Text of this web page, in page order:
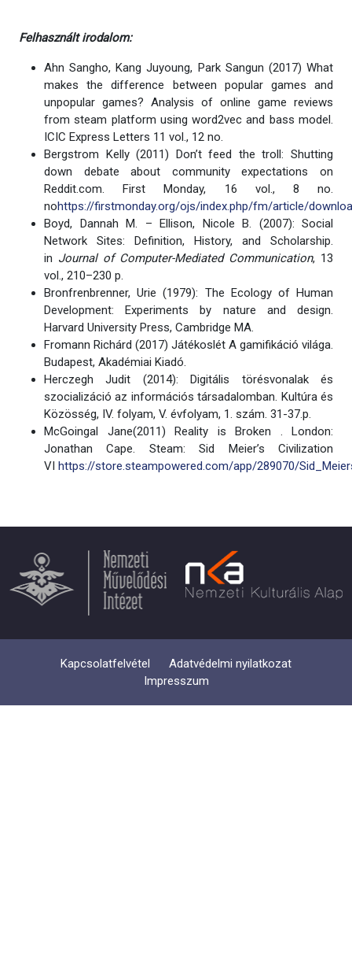
Felhasznált irodalom:
Ahn Sangho, Kang Juyoung, Park Sangun (2017) What
makes the difference between popular games and
unpopular games? Analysis of online game reviews
from steam platform using word2vec and bass model.
ICIC Express Letters 11 vol., 12 no.
Bergstrom Kelly (2011) Don’t feed the troll: Shutting
down debate about community expectations on
Reddit.com. First Monday, 16 vol., 8 no.
nohttps://firstmonday.org/ojs/index.php/fm/article/
Boyd, Dannah M. – Ellison, Nicole B. (2007): Social
Network Sites: Definition, History, and Scholarship.
in Journal of Computer-Mediated Communication, 13
vol., 210–230 p.
Bronfrenbrenner, Urie (1979): The Ecology of Human
Development: Experiments by nature and design.
Harvard University Press, Cambridge MA.
Fromann Richárd (2017) Játékoslét A gamifikáció világa.
Budapest, Akadémiai Kiadó.
Herczegh Judit (2014): Digitális törésvonalak és
szocializáció az információs társadalomban. Kultúra és
Közösség, IV. folyam, V. évfolyam, 1. szám. 31-37.p.
McGoingal Jane(2011) Reality is Broken . London:
Jonathan Cape. Steam: Sid Meier’s Civilization
VI https://store.steampowered.com/app/289070/
Kapcsolatfelvétel
Adatvédelmi nyilatkozat
Impresszum